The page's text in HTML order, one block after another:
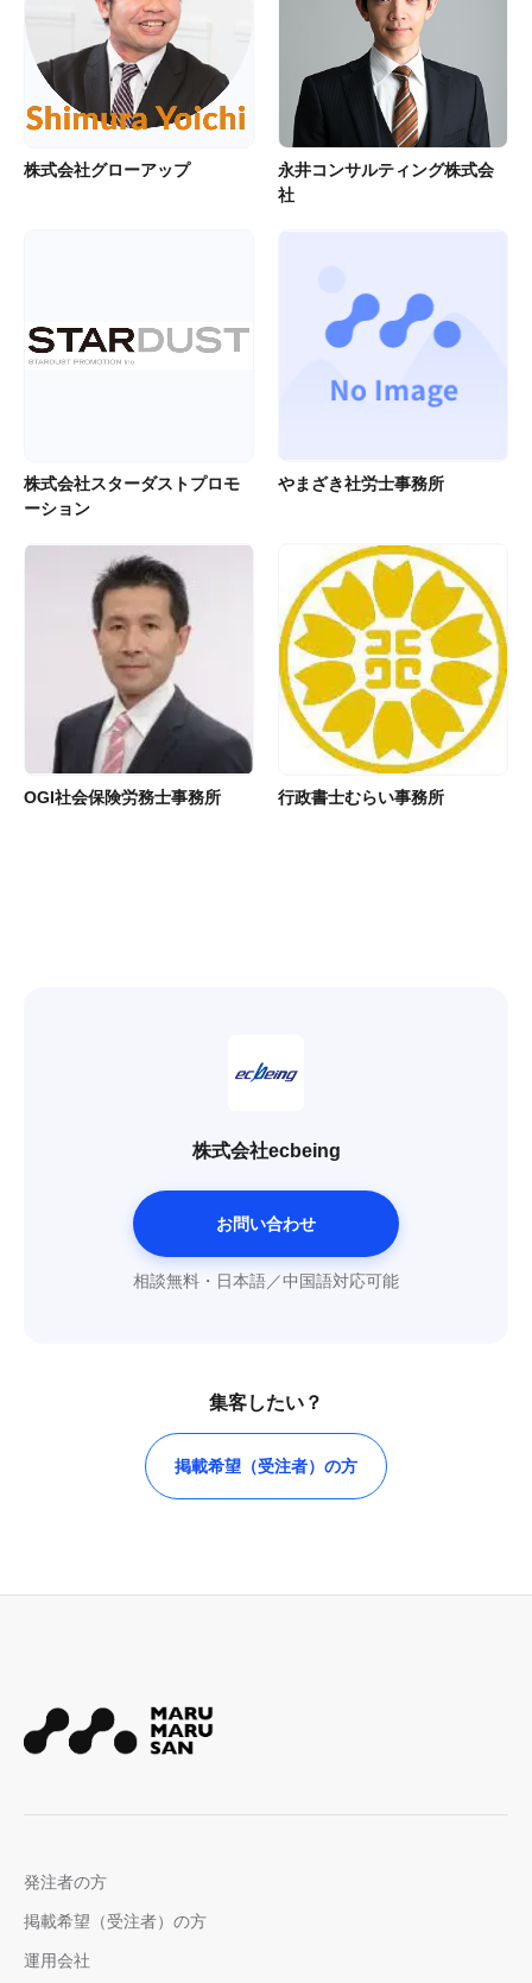
株式会社グローアップ
永井コンサルティング株式会
社
株式会社スターダストプロモ
ーション
やまざき社労士事務所
OGI社会保険労務士事務所 行政書士むらい事務所
株式会社ecbeing
お問い合わせ
相談無料・日本語／中国語対応可能
集客したい？
掲載希望（受注者）の方
発注者の方
掲載希望（受注者）の方
運用会社